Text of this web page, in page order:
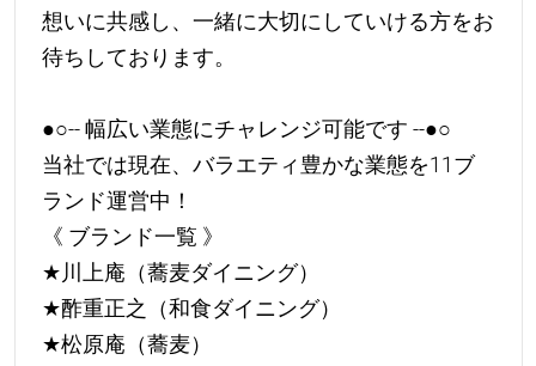
想いに共感し、一緒に大切にしていける方をお
待ちしております。
●○-- 幅広い業態にチャレンジ可能です --●○
当社では現在、バラエティ豊かな業態を11ブ
ランド運営中！
《 ブランド一覧 》
★川上庵（蕎麦ダイニング）
★酢重正之（和食ダイニング）
★松原庵（蕎麦）